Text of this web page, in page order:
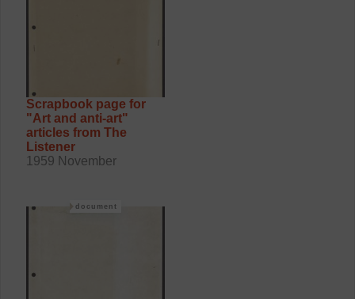
Scrapbook page for
"Art and anti-art"
articles from The
Listener
1959 November
document